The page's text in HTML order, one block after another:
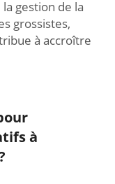
gestion de la
grossistes,
à accroître
à